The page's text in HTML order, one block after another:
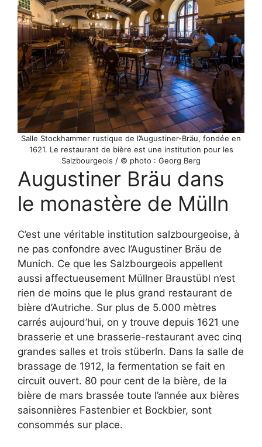
Salle Stockhammer rustique de l’Augustiner-Bräu, fondée en
1621. Le restaurant de bière est une institution pour les
Salzbourgeois / © photo : Georg Berg
Augustiner Bräu dans
le monastère de Mülln
C’est une véritable institution salzbourgeoise, à
ne pas confondre avec l’Augustiner Bräu de
Munich. Ce que les Salzbourgeois appellent
aussi affectueusement Müllner Braustübl n’est
rien de moins que le plus grand restaurant de
bière d’Autriche. Sur plus de 5.000 mètres
carrés aujourd’hui, on y trouve depuis 1621 une
brasserie et une brasserie-restaurant avec cinq
grandes salles et trois stüberln. Dans la salle de
brassage de 1912, la fermentation se fait en
circuit ouvert. 80 pour cent de la bière, de la
bière de mars brassée toute l’année aux bières
saisonnières Fastenbier et Bockbier, sont
consommés sur place.